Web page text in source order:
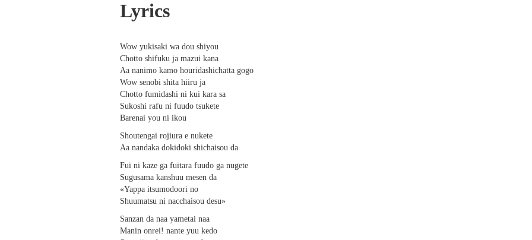
Lyrics
Wow yukisaki wa dou shiyou
Chotto shifuku ja mazui kana
Aa nanimo kamo houridashichatta gogo
Wow senobi shita hiiru ja
Chotto fumidashi ni kui kara sa
Sukoshi rafu ni fuudo tsukete
Barenai you ni ikou
Shoutengai rojiura e nukete
Aa nandaka dokidoki shichaisou da
Fui ni kaze ga fuitara fuudo ga nugete
Sugusama kanshuu mesen da
«Yappa itsumodoori no
Shuumatsu ni nacchaisou desu»
Sanzan da naa yametai naa
Manin onrei! nante yuu kedo